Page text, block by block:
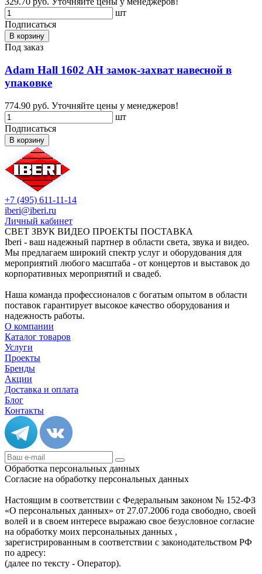
шт
Подписаться
В корзину
Под заказ
Adam Hall 1602 AH замок-захват навесной в
упаковке
774.90 руб. Уточняйте цены у менеджеров!
шт
Подписаться
В корзину
+7 (495) 611-11-14
iberi@iberi.ru
Личный кабинет
СВЕТ ЗВУК ВИДЕО ПРОЕКТЫ ПОСТАВКА
Iberi - ваш надежный партнер в области света, звука и видео.
Мы предлагаем широкий спектр услуг и оборудования для
мероприятий любого масштаба - от концертов и выставок до
корпоративных мероприятий и свадеб.
Наша команда профессионалов с богатым опытом в области
поставок гарантирует высокое качество оборудования и
надежность работы.
О компании
Каталог товаров
Услуги
Проекты
Бренды
Акции
Доставка и оплата
Блог
Контакты
Обработка персональных данных
Согласие на обработку персональных данных
Настоящим в соответствии с Федеральным законом № 152-ФЗ
«О персональных данных» от 27.07.2006 года свободно, своей
волей и в своем интересе выражаю свое безусловное согласие
на обработку моих персональных данных ,
зарегистрированным в соответствии с законодательством РФ
по адресу:
(далее по тексту - Оператор).